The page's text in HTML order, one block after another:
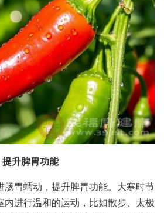
升脾胃功能
肠胃蠕动，提升脾胃功能。大寒时节
内进行温和的运动，比如散步、太极